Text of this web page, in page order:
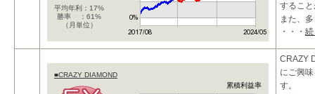
平均年利：17%
勝率 ：61%
（月単位）
するこ
また、
が逆方
・・・
■CRAZY DIAMOND
累積利益率
CRAZY
にご興
す。